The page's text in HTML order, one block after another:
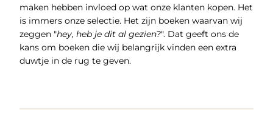
maken hebben invloed op wat onze klanten kopen. Het
is immers onze selectie. Het zijn boeken waarvan wij
zeggen "hey, heb je dit al gezien?". Dat geeft ons de
kans om boeken die wij belangrijk vinden een extra
duwtje in de rug te geven.